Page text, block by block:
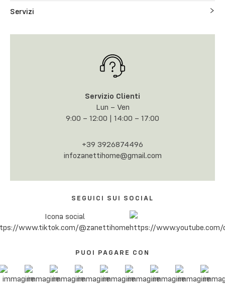
Servizi
Servizio Clienti
Lun – Ven
9:00 – 12:00 | 14:00 – 17:00
+39 3926874496
infozanettihome@gmail.com
SEGUICI SUI SOCIAL
PUOI PAGARE CON